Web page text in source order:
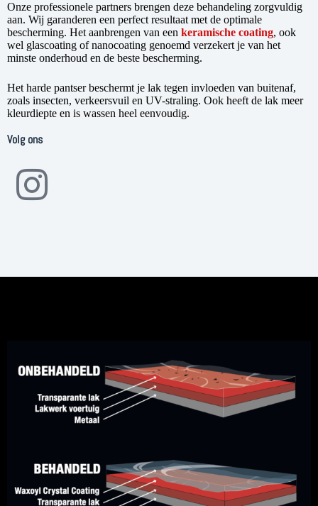
Onze professionele partners brengen deze behandeling zorgvuldig
aan. Wij garanderen een perfect resultaat met de optimale
bescherming. Het aanbrengen van een keramische coating, ook
wel glascoating of nanocoating genoemd verzekert je van het
minste onderhoud en de beste bescherming.
Het harde pantser beschermt je lak tegen invloeden van buitenaf,
zoals insecten, verkeersvuil en UV-straling. Ook heeft de lak meer
kleurdiepte en is wassen heel eenvoudig.
Volg ons